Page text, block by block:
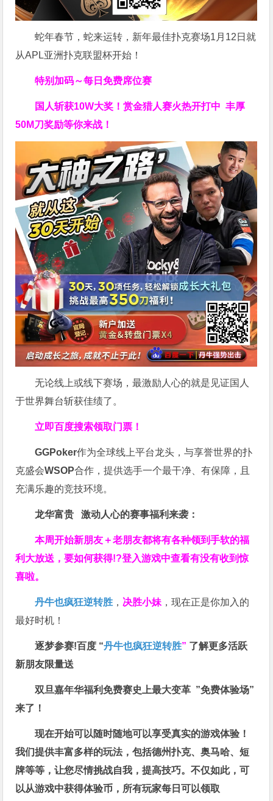
蛇年春节，蛇来运转，新年最佳扑克赛场1月12日就
从APL亚洲扑克联盟杯开始！
特别加码～每日免费席位赛
国人斩获10W大奖！赏金猎人赛火热开打中 丰厚
50M刀奖励等你来战！
无论线上或线下赛场，最激励人心的就是见证国人
于世界舞台斩获佳绩了。
立即百度搜索领取门票！
GGPoker作为全球线上平台龙头，与享誉世界的扑
克盛会WSOP合作，提供选手一个最干净、有保障，且
充满乐趣的竞技环境。
龙华富贵 激动人心的赛事福利来袭：
本周开始新朋友＋老朋友都将有各种领到手软的福
利大放送，要如何获得!?登入游戏中查看有没有收到惊
喜啦。
丹牛也疯狂逆转胜 ， 决胜小妹 ，现在正是你加入的
最好时机！
逐梦参赛!百度 “丹牛也疯狂逆转胜” 了解更多活跃
新朋友限量送
双旦嘉年华福利免费赛史上最大变革 ”免费体验场”
来了！
现在开始可以随时随地可以享受真实的游戏体验！
我们提供丰富多样的玩法，包括德州扑克、奥马哈、短
牌等等，让您尽情挑战自我，提高技巧。不仅如此，可
以从游戏中获得体验币，所有玩家每日可以领取